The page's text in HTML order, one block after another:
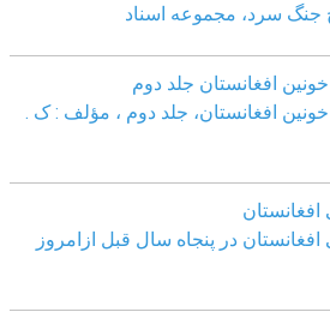
جنگ سرد، مجموعه اسناد
افغانستان جلد دوم
افغانستان، جلد دوم ، مؤلف : ک .
در پنجاه سال قبل ازامروز